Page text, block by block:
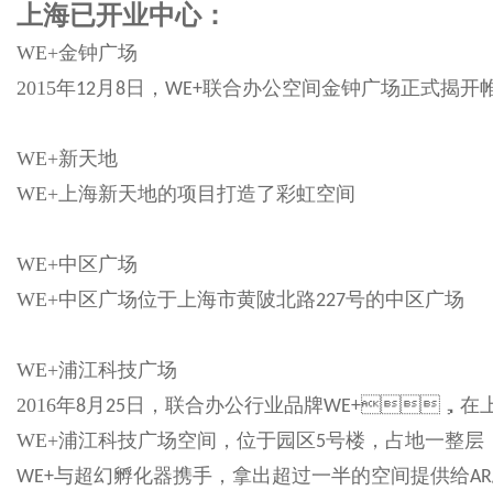
上海已开业中心：
WE+金钟广场
2015年12月 8 日， WE+联合办公空间金钟广场正式揭开帷
WE+新天地
WE+上海新天地的项目打造了彩虹空间
WE+中区广场
WE+中区广场位于上海市黄陂北路227号的中区广场
WE+浦江科技广场
2016年8月 25 日，联合办公行业品牌WE+，在上
WE+浦江科技广场空间，位于园区 5号楼，占地一整层
WE+与超幻孵化器携手，拿出超过一半的空间提供给